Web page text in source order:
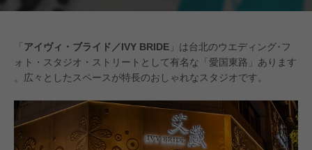
「 アイヴィ・ブライド／IVY BRIDE 」は台北のウエディング･フ
ォト・スタジオ・ストリートとして有名な「愛国東路」あります
。広々としたスペースが特長のおしゃれなスタジオです。